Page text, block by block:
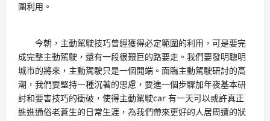
圍利用。
今朝，主動駕駛技巧曾經獲得必定範圍的利用，可是要完
成完整主動駕駛，還有一段很艱巨的路要走。我們要發明聰明
城市的將來，主動駕駛只是一個開端。面臨主動駕駛研討的高
潮，我們要堅持一種沉著的思慮，要進一個步驟加年夜基本研
討和要害技巧的衝破，使得主動駕駛car 有一天可以或許真正
進進通俗老蒼生的日常生涯，為我們帶來更好的人居周遭的狀